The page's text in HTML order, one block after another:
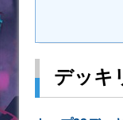
デッキ